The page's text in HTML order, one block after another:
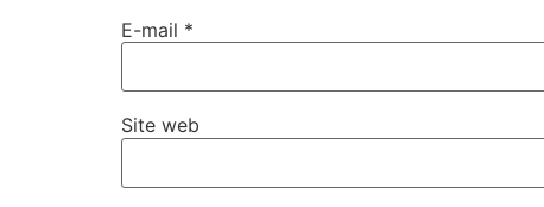
E-mail *
Site web